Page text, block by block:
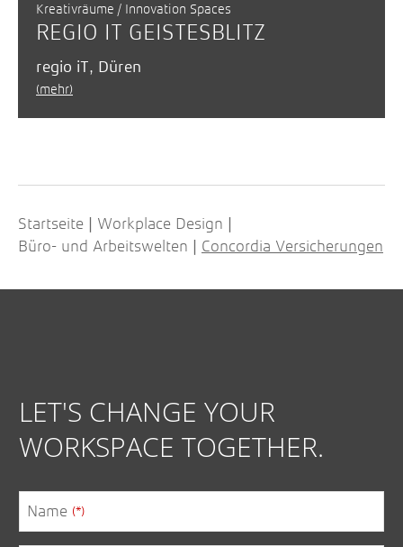
Kreativräume / Innovation Spaces
REGIO IT GEISTES­BLITZ
regio iT, Düren
(mehr)
Startseite Workplace Design
Büro- und Arbeitswelten Concordia Versiche­rungen
LET'S CHANGE YOUR
WORKSPACE TOGETHER.
Name (*)